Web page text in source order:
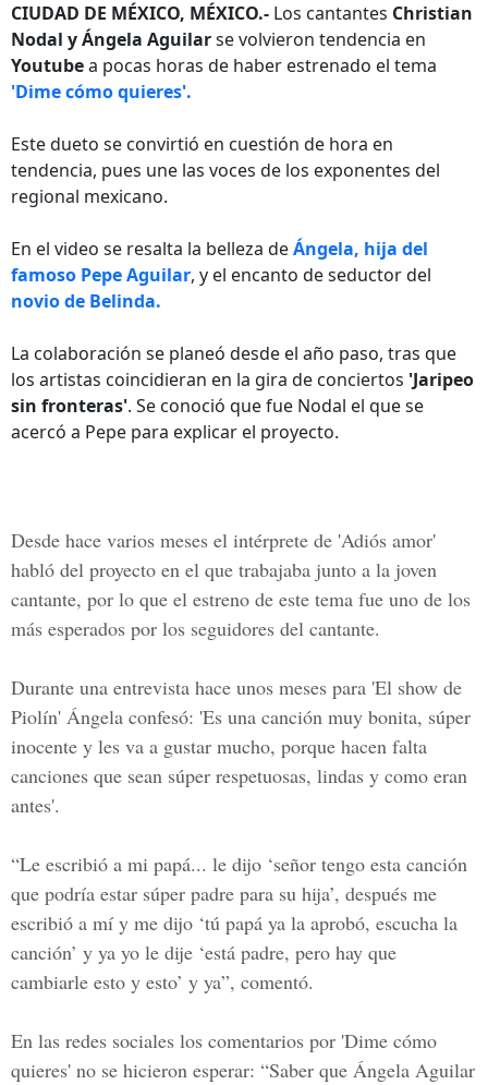
CIUDAD DE MÉXICO, MÉXICO.- Los cantantes Christian
Nodal y Ángela Aguilarse volvieron tendencia en
Youtubea pocas horas de haber estrenado el tema
'Dime cómo quieres'.
Este dueto se convirtió en cuestión de hora en
tendencia, pues une las voces de los exponentes del
regional mexicano.
En el video se resalta la belleza deÁngela, hija del
famoso Pepe Aguilar, y el encanto de seductor del
novio de Belinda.
La colaboración se planeó desde el año paso, tras que
los artistas coincidieran en la gira de conciertos 'Jaripeo
sin fronteras'. Se conoció que fue Nodal el que se
acercó a Pepe para explicar el proyecto.
Desde hace varios meses el intérprete de 'Adiós amor'
habló del proyecto en el que trabajaba junto a la joven
cantante, por lo que el estreno de este tema fue uno de los
más esperados por los seguidores del cantante.
Durante una entrevista hace unos meses para 'El show de
Piolín' Ángela confesó: 'Es una canción muy bonita, súper
inocente y les va a gustar mucho, porque hacen falta
canciones que sean súper respetuosas, lindas y como eran
antes'.
“Le escribió a mi papá... le dijo ‘señor tengo esta canción
que podría estar súper padre para su hija’, después me
escribió a mí y me dijo ‘tú papá ya la aprobó, escucha la
canción’ y ya yo le dije ‘está padre, pero hay que
cambiarle esto y esto’ y ya”, comentó.
En las redes sociales los comentarios por 'Dime cómo
quieres' no se hicieron esperar: “Saber que Ángela Aguilar